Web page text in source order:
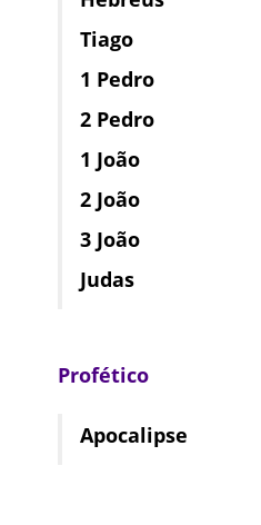
Tiago
1 Pedro
2 Pedro
1 João
2 João
3 João
Judas
Profético
Apocalipse